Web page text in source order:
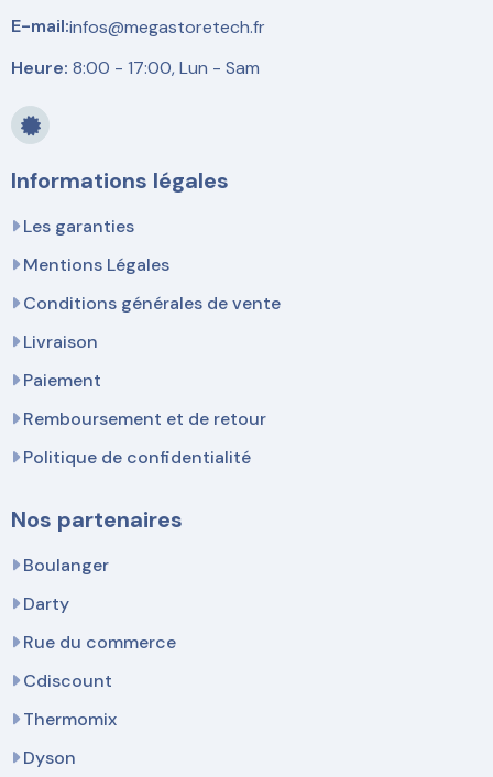
E-mail:infos@megastoretech.fr
Heure: 8:00 - 17:00, Lun - Sam
Informations légales
Les garanties
Mentions Légales
Conditions générales de vente
Livraison
Paiement
Remboursement et de retour
Politique de confidentialité
Nos partenaires
Boulanger
Darty
Rue du commerce
Cdiscount
Thermomix
Dyson